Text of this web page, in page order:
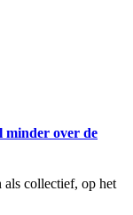
minder over de
collectief, op het